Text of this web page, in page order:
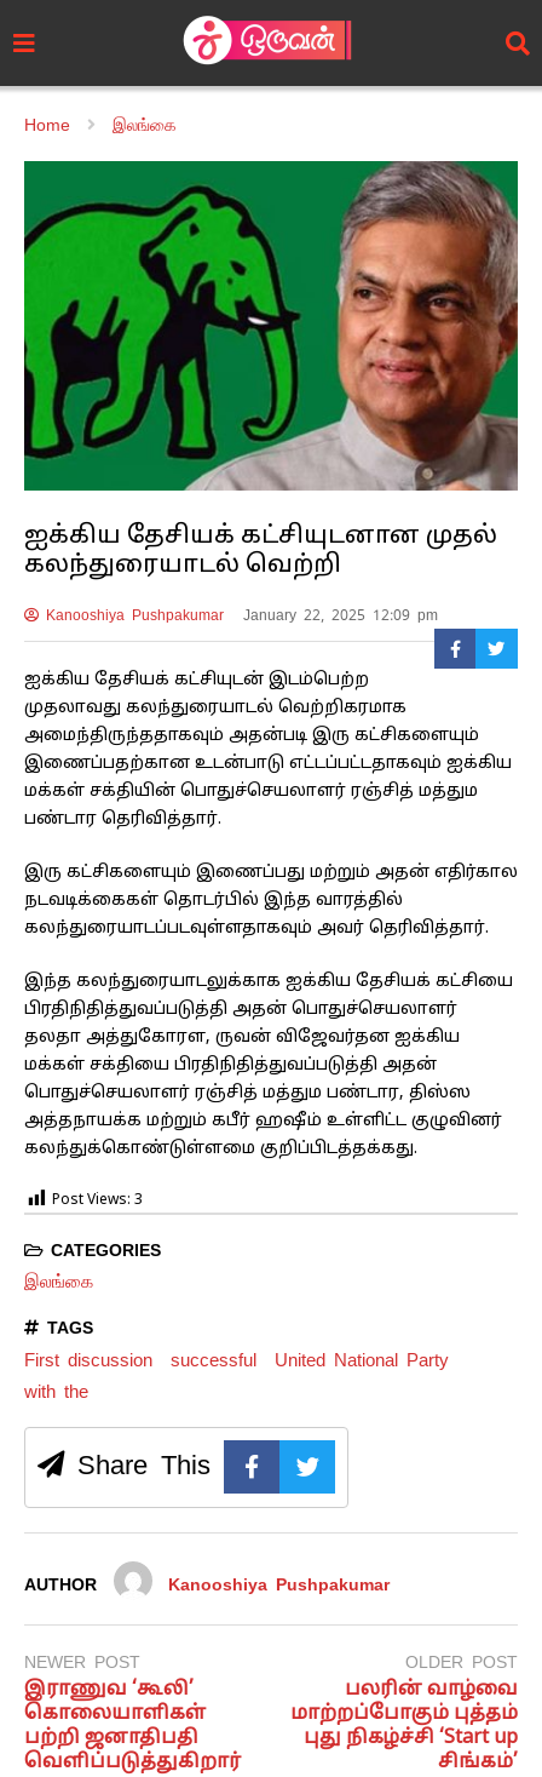
Home இலங்கை
ஐக்கிய தேசியக் கட்சியுடனான முதல்
கலந்துரையாடல் வெற்றி
Kanooshiya Pushpakumar January 22, 2025 12:09 pm
ஐக்கிய தேசியக் கட்சியுடன் இடம்பெற்ற
முதலாவது கலந்துரையாடல் வெற்றிகரமாக
அமைந்திருந்ததாகவும் அதன்படி இரு கட்சிகளையும்
இணைப்பதற்கான உடன்பாடு எட்டப்பட்டதாகவும் ஐக்கிய
மக்கள் சக்தியின் பொதுச்செயலாளர் ரஞ்சித் மத்தும
பண்டார தெரிவித்தார்.
இரு கட்சிகளையும் இணைப்பது மற்றும் அதன் எதிர்கால
நடவடிக்கைகள் தொடர்பில் இந்த வாரத்தில்
கலந்துரையாடப்படவுள்ளதாகவும் அவர் தெரிவித்தார்.
இந்த கலந்துரையாடலுக்காக ஐக்கிய தேசியக் கட்சியை
பிரதிநிதித்துவப்படுத்தி அதன் பொதுச்செயலாளர்
தலதா அத்துகோரள, ருவன் விஜேவர்தன ஐக்கிய
மக்கள் சக்தியை பிரதிநிதித்துவப்படுத்தி அதன்
பொதுச்செயலாளர் ரஞ்சித் மத்தும பண்டார, திஸ்ஸ
அத்தநாயக்க மற்றும் கபீர் ஹஷீம் உள்ளிட்ட குழுவினர்
கலந்துக்கொண்டுள்ளமை குறிப்பிடத்தக்கது.
Post Views: 3
CATEGORIES
இலங்கை
TAGS
First discussion successful
United National Party
with the
Share This
AUTHOR Kanooshiya Pushpakumar
NEWER POST
இராணுவ ‘கூலி’
கொலையாளிகள்
பற்றி ஜனாதிபதி
வெளிப்படுத்துகிறார்
OLDER POST
பலரின் வாழ்வை
மாற்றப்போகும் புத்தம்
புது நிகழ்ச்சி ‘Start up
சிங்கம்’